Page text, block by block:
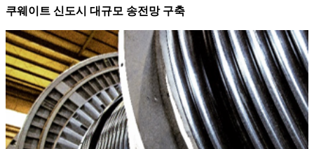
쿠웨이트 신도시 대규모 송전망 구축